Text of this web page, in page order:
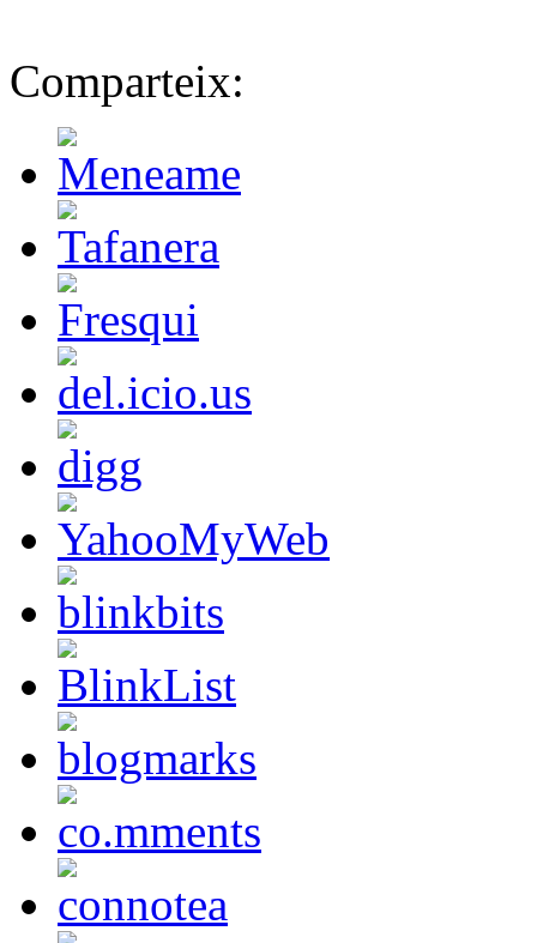
Comparteix: